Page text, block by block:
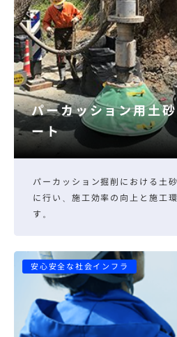
パーカッション用土
ート
パーカッション掘削における土
に行い、施工効率の向上と施工
す。
安心安全な社会インフラ